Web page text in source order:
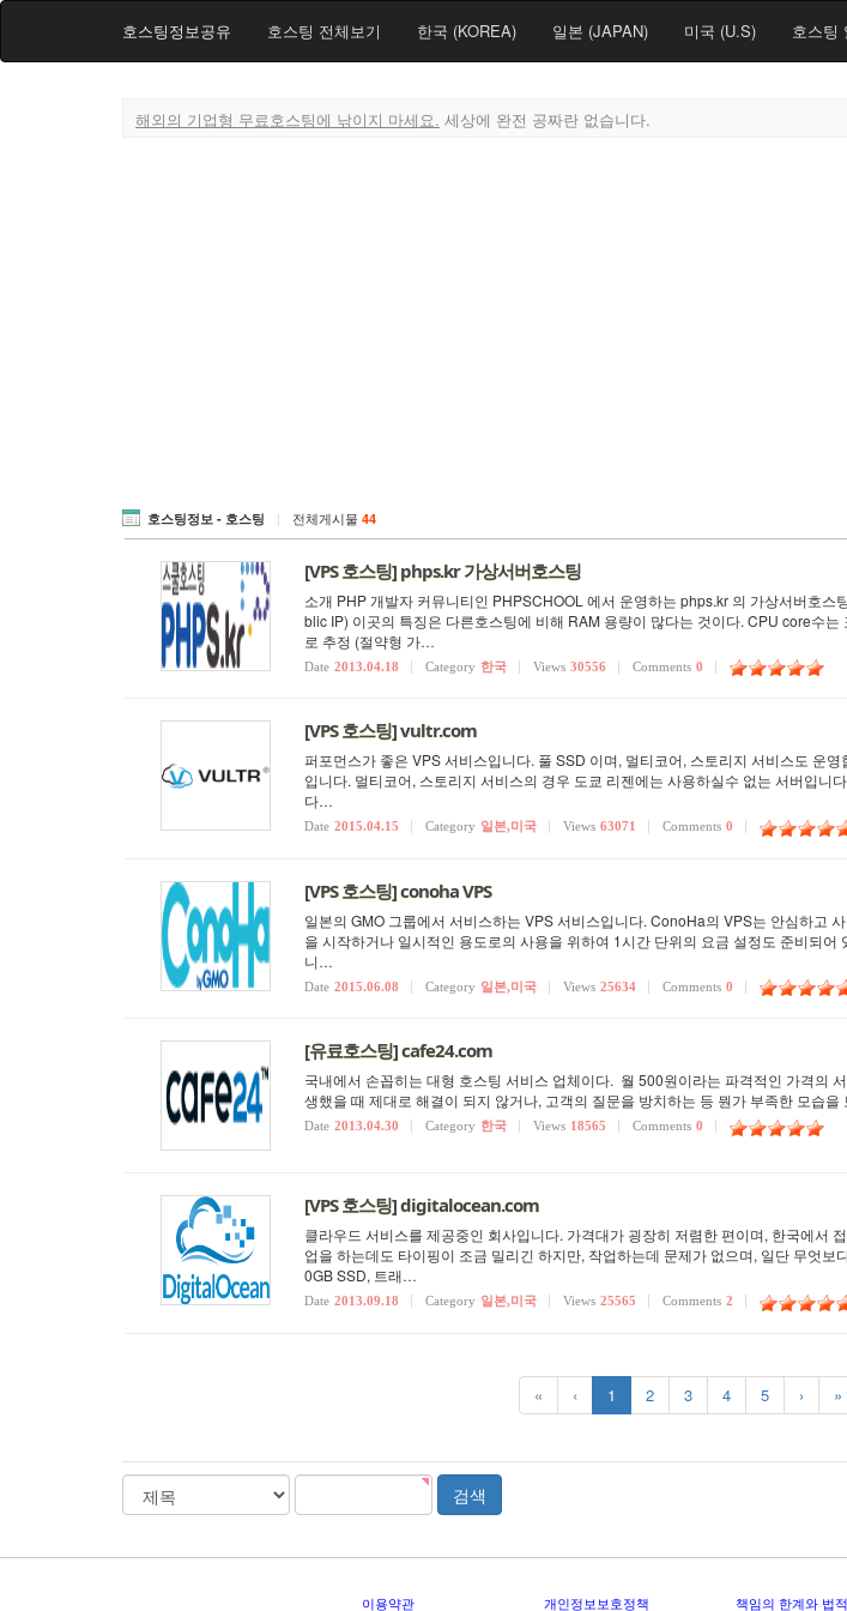
호스팅정보공유 호스팅 전체보기 한국 (KOREA) 일본 (JAPAN) 미국 (U.S) 호스팅
해외의 기업형 무료호스팅에 낚이지 마세요. 세상에 완전 공짜란 없습니다.
호스팅정보 - 호스팅 | 전체게시물 44
[VPS 호스팅] phps.kr 가상서버호스팅
소개 PHP 개발자 커뮤니티인 PHPSCHOOL 에서 운영하는 phps.kr 의 가상서버호
blic IP) 이곳의 특징은 다른호스팅에 비해 RAM 용량이 많다는 것이다. CPU core수
로 추정 (절약형 가…
Date 2013.04.18 Category 한국 Views 30556 Comments 0
[VPS 호스팅] vultr.com
퍼포먼스가 좋은 VPS 서비스입니다. 풀 SSD 이며, 멀티코어, 스토리지 서비스도 운
입니다. 멀티코어, 스토리지 서비스의 경우 도쿄 리젠에는 사용하실수 없는 서버입니
다…
Date 2015.04.15 Category 일본,미국 Views 63071 Comments 0
[VPS 호스팅] conoha VPS
일본의 GMO 그룹에서 서비스하는 VPS 서비스입니다. ConoHa의 VPS는 안심하고
을 시작하거나 일시적인 용도로의 사용을 위하여 1시간 단위의 요금 설정도 준비되
니…
Date 2015.06.08 Category 일본,미국 Views 25634 Comments 0
[유료호스팅] cafe24.com
국내에서 손꼽히는 대형 호스팅 서비스 업체이다. 월 500원이라는 파격적인 가격의
생했을 때 제대로 해결이 되지 않거나, 고객의 질문을 방치하는 등 뭔가 부족한 모습
Date 2013.04.30 Category 한국 Views 18565 Comments 0
[VPS 호스팅] digitalocean.com
클라우드 서비스를 제공중인 회사입니다. 가격대가 굉장히 저렴한 편이며, 한국에서
업을 하는데도 타이핑이 조금 밀리긴 하지만, 작업하는데 문제가 없으며, 일단 무엇
0GB SSD, 트래…
Date 2013.09.18 Category 일본,미국 Views 25565 Comments 2
« ‹ 1 2 3 4 5 › »
검
stx 검색
이용약관 개인정보보호정책 책임의 한계와 법